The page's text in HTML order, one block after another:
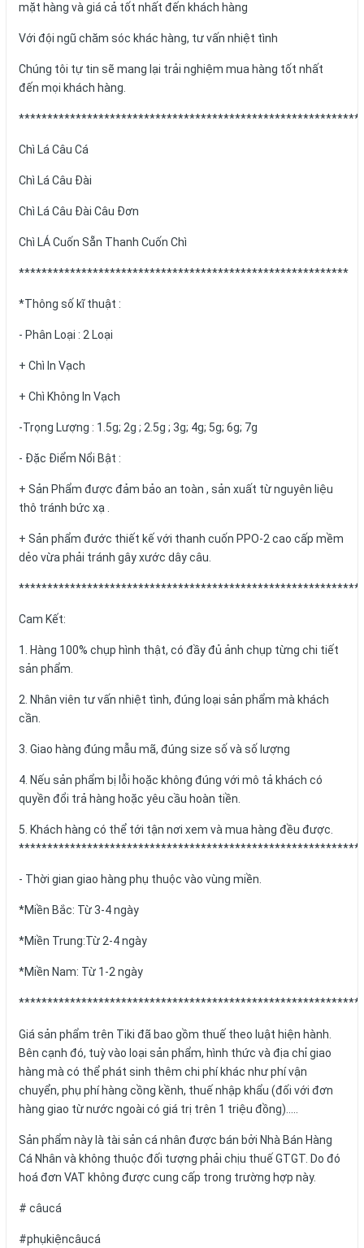
mặt hàng và giá cả tốt nhất đến khách hàng
Với đội ngũ chăm sóc khác hàng, tư vấn nhiệt tình
Chúng tôi tự tin sẽ mang lại trải nghiệm mua hàng tốt nhất
đến mọi khách hàng.
Chì Lá Câu Cá
Chì Lá Câu Đài
Chì Lá Câu Đài Câu Đơn
Chì LÁ Cuốn Sẵn Thanh Cuốn Chì
**********************************************************
*Thông số kĩ thuật :
- Phân Loại : 2 Loại
+ Chì In Vạch
+ Chì Không In Vạch
-Trọng Lượng : 1.5g; 2g ; 2.5g ; 3g; 4g; 5g; 6g; 7g
- Đặc Điểm Nổi Bật :
+ Sản Phẩm được đảm bảo an toàn , sản xuất từ nguyên liệu
thô tránh bức xạ .
+ Sản phẩm đước thiết kế với thanh cuốn PPO-2 cao cấp mềm
dẻo vừa phải tránh gây xước dây câu.
Cam Kết:
1. Hàng 100% chụp hình thật, có đầy đủ ảnh chụp từng chi tiết
sản phẩm.
2. Nhân viên tư vấn nhiệt tình, đúng loại sản phẩm mà khách
cần.
3. Giao hàng đúng mẫu mã, đúng size số và số lượng
4. Nếu sản phẩm bị lỗi hoặc không đúng với mô tả khách có
quyền đổi trả hàng hoặc yêu cầu hoàn tiền.
5. Khách hàng có thể tới tận nơi xem và mua hàng đều được.
- Thời gian giao hàng phụ thuộc vào vùng miền.
*Miền Bắc: Từ 3-4 ngày
*Miền Trung:Từ 2-4 ngày
*Miền Nam: Từ 1-2 ngày
Giá sản phẩm trên Tiki đã bao gồm thuế theo luật hiện hành.
Bên cạnh đó, tuỳ vào loại sản phẩm, hình thức và địa chỉ giao
hàng mà có thể phát sinh thêm chi phí khác như phí vận
chuyển, phụ phí hàng cồng kềnh, thuế nhập khẩu (đối với đơn
hàng giao từ nước ngoài có giá trị trên 1 triệu đồng).....
Sản phẩm này là tài sản cá nhân được bán bởi Nhà Bán Hàng
Cá Nhân và không thuộc đối tượng phải chịu thuế GTGT. Do đó
hoá đơn VAT không được cung cấp trong trường hợp này.
# câucá
#phụkiệncâucá